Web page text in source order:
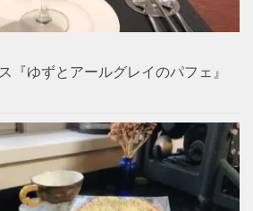
『ゆずとアールグレイのパフェ』